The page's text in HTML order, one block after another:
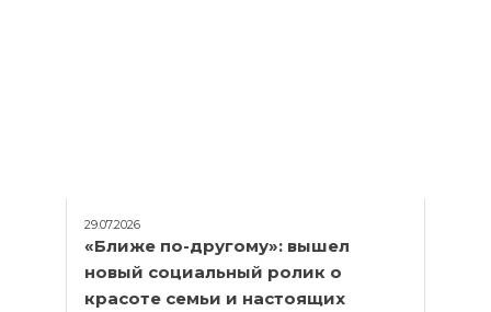
29.07.2026
«Ближе по-другому»: вышел
новый социальный ролик о
красоте семьи и настоящих